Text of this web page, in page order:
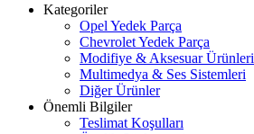
Kategoriler
Opel Yedek Parça
Chevrolet Yedek Parça
Modifiye & Aksesuar Ürünleri
Multimedya & Ses Sistemleri
Diğer Ürünler
Önemli Bilgiler
Teslimat Koşulları